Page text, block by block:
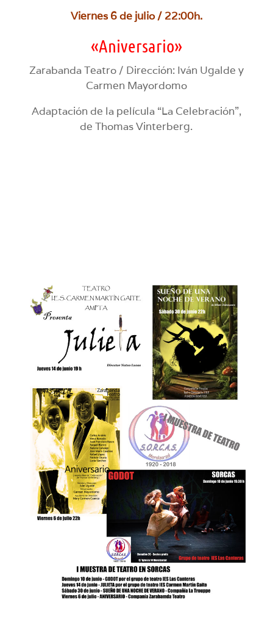
Viernes 6 de julio / 22:00h.
«Aniversario»
Zarabanda Teatro / Dirección: Iván Ugalde y
Carmen Mayordomo
Adaptación de la película “La Celebración”,
de Thomas Vinterberg.